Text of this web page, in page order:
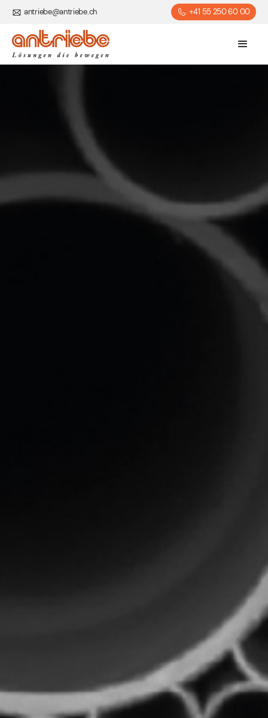
antriebe@antriebe.ch +41 55 250 60 00